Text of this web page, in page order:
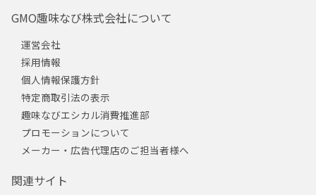
GMO趣味なび株式会社について
運営会社
採用情報
個人情報保護方針
特定商取引法の表示
趣味なびエシカル消費推進部
プロモーションについて
メーカー・広告代理店のご担当者様へ
関連サイト